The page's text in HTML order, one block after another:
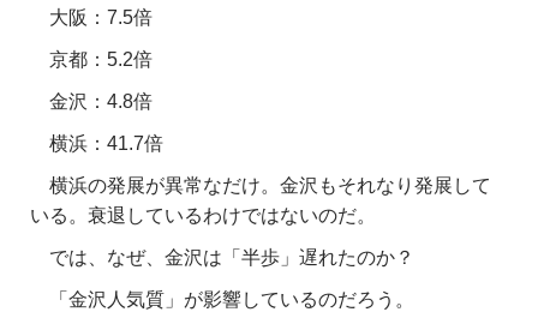
大阪：7.5倍
京都：5.2倍
金沢：4.8倍
横浜：41.7倍
横浜の発展が異常なだけ。金沢もそれなり発展して
いる。衰退しているわけではないのだ。
では、なぜ、金沢は「半歩」遅れたのか？
「金沢人気質」が影響しているのだろう。